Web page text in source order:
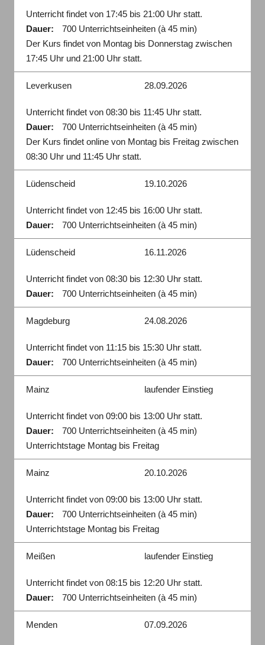
Unterricht findet von 17:45 bis 21:00 Uhr statt.
Dauer:
700 Unterrichtseinheiten (à 45 min)
Der Kurs findet von Montag bis Donnerstag zwischen
17:45 Uhr und 21:00 Uhr statt.
Leverkusen 28.09.2026
Unterricht findet von 08:30 bis 11:45 Uhr statt.
Dauer:
700 Unterrichtseinheiten (à 45 min)
Der Kurs findet online von Montag bis Freitag zwischen
08:30 Uhr und 11:45 Uhr statt.
Lüdenscheid 19.10.2026
Unterricht findet von 12:45 bis 16:00 Uhr statt.
Dauer:
700 Unterrichtseinheiten (à 45 min)
Lüdenscheid 16.11.2026
Unterricht findet von 08:30 bis 12:30 Uhr statt.
Dauer:
700 Unterrichtseinheiten (à 45 min)
Magdeburg 24.08.2026
Unterricht findet von 11:15 bis 15:30 Uhr statt.
Dauer:
700 Unterrichtseinheiten (à 45 min)
Mainz laufender Einstieg
Unterricht findet von 09:00 bis 13:00 Uhr statt.
Dauer:
700 Unterrichtseinheiten (à 45 min)
Unterrichtstage Montag bis Freitag
Mainz 20.10.2026
Unterricht findet von 09:00 bis 13:00 Uhr statt.
Dauer:
700 Unterrichtseinheiten (à 45 min)
Unterrichtstage Montag bis Freitag
Meißen laufender Einstieg
Unterricht findet von 08:15 bis 12:20 Uhr statt.
Dauer:
700 Unterrichtseinheiten (à 45 min)
Menden 07.09.2026